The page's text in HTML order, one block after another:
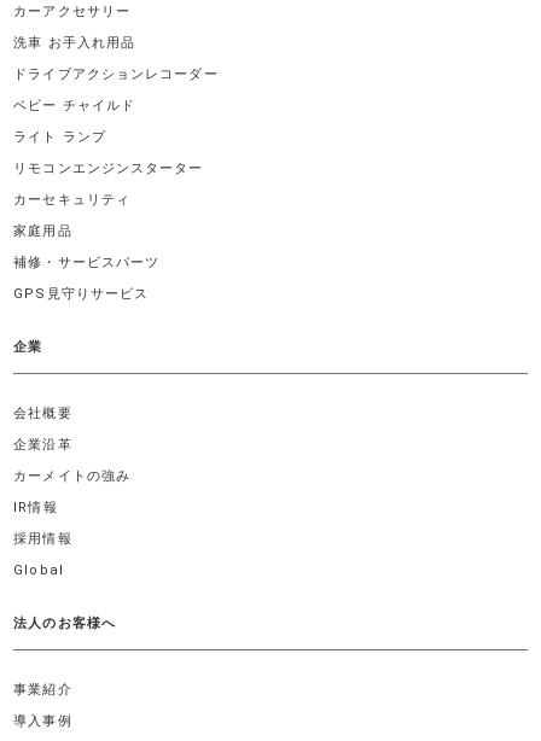
カーアクセサリー
洗車 お手入れ用品
ドライブアクションレコーダー
ベビー チャイルド
ライト ランプ
リモコンエンジンスターター
カーセキュリティ
家庭用品
補修・サービスパーツ
GPS見守りサービス
企業
会社概要
企業沿革
カーメイトの強み
IR情報
採用情報
Global
法人のお客様へ
事業紹介
導入事例